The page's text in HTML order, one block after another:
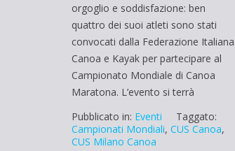
orgoglio e soddisfazione: ben
quattro dei suoi atleti sono stati
convocati dalla Federazione Italiana
Canoa e Kayak per partecipare al
Campionato Mondiale di Canoa
Maratona. L’evento si terrà
Pubblicato in: Eventi
Taggato:
Campionati Mondiali, CUS Canoa,
CUS Milano Canoa